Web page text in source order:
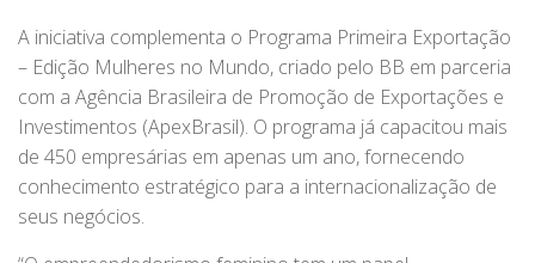
A iniciativa complementa o Programa Primeira Exportação
– Edição Mulheres no Mundo, criado pelo BB em parceria
com a Agência Brasileira de Promoção de Exportações e
Investimentos (ApexBrasil). O programa já capacitou mais
de 450 empresárias em apenas um ano, fornecendo
conhecimento estratégico para a internacionalização de
seus negócios.